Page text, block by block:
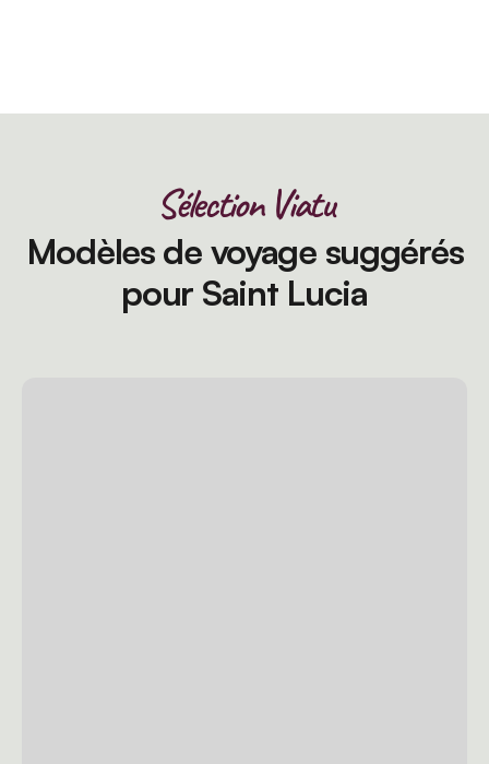
Sélection Viatu
Modèles de voyage suggérés
pour Saint Lucia